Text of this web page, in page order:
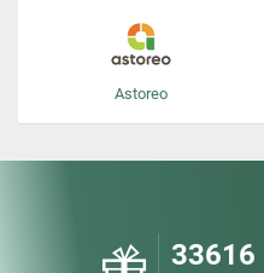
Astoreo
33616